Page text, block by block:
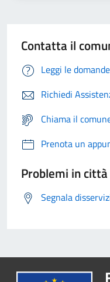
Contatta il
Leggi le
Richiedi
Chiama il
Prenota un
Problemi in città
Segnala